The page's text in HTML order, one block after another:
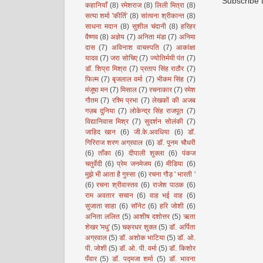
कहानियाँ (8) रमेशराज (8) लिली मित्रा (8)
सत्या शर्मा 'कीर्ति' (8) सांत्वना श्रीकान्त (8)
साधना मदान (8) सुशील चंदानी (8) हरिहर
वैष्णव (8) अज्ञेय (7) अनिता मंडा (7) अनिमा
दास (7) अविनाश वाचस्पति (7) आकांक्षा
यादव (7) जरा सोचिए (7) ज्योतिर्मयी पंत (7)
डॉ. शिप्रा मिश्रा (7) प्रताप सिंह राठौर (7)
फिल्म (7) बृजलाल वर्मा (7) भीकम सिंह (7)
मंजूषा मन (7) मिसाल (7) रचनाकार (7) रमेश
गौतम (7) रश्मि प्रभा (7) लेखकों की अजब
गज़ब दुनिया (7) लोकेन्द्र सिंह राजपूत (7)
विद्यानिवास मिश्र (7) सुदर्शन सोलंकी (7)
जाहिद खान (6) जी.के.अवधिया (6) डॉ.
गिरिराज शरण अग्रवाल (6) डॉ. पूनम चौधरी
(6) ताँका (6) दीपाली शुक्ला (6) पंकज
चतुर्वेदी (6) प्रेम जनमेजय (6) मीडिया (6)
मुझे भी आता है गुस्सा (6) रचना गौड़ ' भारती '
(6) रचना श्रीवास्तव (6) राजेश पाठक (6)
राम अवतार सचान (6) वाह भई वाह (6)
सुजाता साहा (6) सॉनेट (6) हरि जोशी (6)
अनिता ललित (5) आशीष दशोत्तर (5) ऋता
शेखर 'मधु' (5) चक्रधर शुक्ल (5) डॉ. अर्पिता
अग्रवाल (5) डॉ. अशोक भाटिया (5) डॉ. ओ.
पी. जोशी (5) डॉ. ओ. पी. वर्मा (5) डॉ. किशोर
पँवार (5) डॉ. पद्मजा शर्मा (5) डॉ. भावना